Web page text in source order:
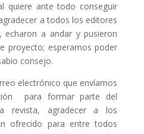
quiere ante todo conseguir
a todos los editores
echaron a andar y pusieron
proyecto; esperamos poder
consejo.
electrónico que envíamos
para formar parte del
revista, agradecer a los
ofrecido para entre todos